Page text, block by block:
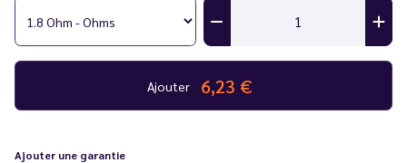
Ajouter 6,23 €
Ajouter une garantie